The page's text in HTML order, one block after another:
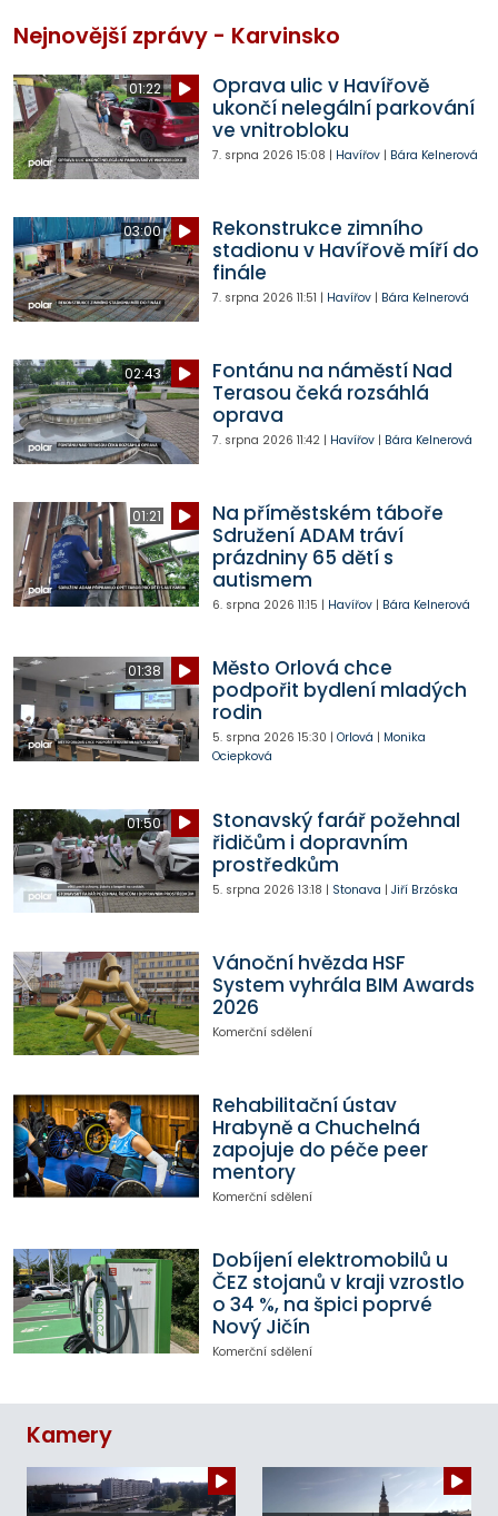
Nejnovější zprávy - Karvinsko
01:22
Oprava ulic v Havířově
ukončí nelegální parkování
ve vnitrobloku
7. srpna 2026 15:08 | Havířov| Bára Kelnerová
03:00
Rekonstrukce zimního
stadionu v Havířově míří do
finále
7. srpna 2026 11:51 | Havířov| Bára Kelnerová
02:43
Fontánu na náměstí Nad
Terasou čeká rozsáhlá
oprava
7. srpna 2026 11:42| Havířov| Bára Kelnerová
01:21
Na příměstském táboře
Sdružení ADAM tráví
prázdniny 65 dětí s
autismem
6. srpna 2026 11:15 | Havířov| Bára Kelnerová
01:38
Město Orlová chce
podpořit bydlení mladých
rodin
5. srpna 2026 15:30 | Orlová | Monika
Ociepková
01:50
Stonavský farář požehnal
řidičům i dopravním
prostředkům
5. srpna 2026 13:18 | Stonava | Jiří Brzóska
Vánoční hvězda HSF
System vyhrála BIM Awards
2026
Komerční sdělení
Rehabilitační ústav
Hrabyně a Chuchelná
zapojuje do péče peer
mentory
Komerční sdělení
Dobíjení elektromobilů u
ČEZ stojanů v kraji vzrostlo
o 34 %, na špici poprvé
Nový Jičín
Komerční sdělení
Kamery